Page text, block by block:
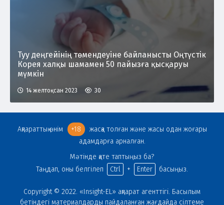
Туу деңгейінің төмендеуіне байланысты Оңтүстік
Корея халқы шамамен 50 пайызға қысқаруы
мүмкін
14 желтоқсан 2023 30
Copyright © 2022. «Insight-EL» ақпарат агенттігі. Басылым
бетіндегі материалдарды пайдаланған жағдайда сілтеме
Ақпараттық өнім +18
жасқа толған және жасы одан жоғары
адамдарға арналған.
Мәтінде қате таптыңыз ба?
Таңдап, оны белгілеп
Ctrl + Enter басыңыз.